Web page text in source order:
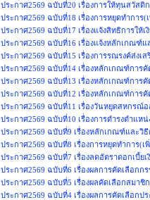
ประกาศ2569 ฉบับที่20 เรื่องการให้ทุนสวัส
ประกาศ2569 ฉบับที่18 เรื่องการหยุดทำการ(
ประกาศ2569 ฉบับที่17 เรื่องแจ้งสิทธิการให้
ประกาศ2569 ฉบับที่16 เรื่องแจ้งหลักเกณฑ์
ประกาศ2569 ฉบับที่15 เรื่องการรณรงค์ส่งเ
ประกาศ2569 ฉบับที่14 เรื่องหลักเกณฑ์การคั
ประกาศ2569 ฉบับที่13 เรื่องหลักเกณฑ์การ
ประกาศ2569 ฉบับที่12 เรื่องหลักเกณฑ์การ
ประกาศ2569 ฉบับที่11 เรื่องวันหยุดสหกร
ประกาศ2569 ฉบับที่10 เรื่องการดำรงตำแ
ประกาศ2569 ฉบับที่9 เรื่องหลักเกณฑ์และวิ
ประกาศ2569 ฉบับที่8 เรื่องการหยุดทำการ(เ
ประกาศ2569 ฉบับที่7 เรื่องลดอัตราดอกเบี้ย
ประกาศ2569 ฉบับที่6 เรื่องผลการคัดเลือกก
ประกาศ2569 ฉบับที่5 เรื่องผลคัดเลือกสมาชิ
ประกาศ2569 ฉบับที่4 เรื่องผลการคัดเลือกป